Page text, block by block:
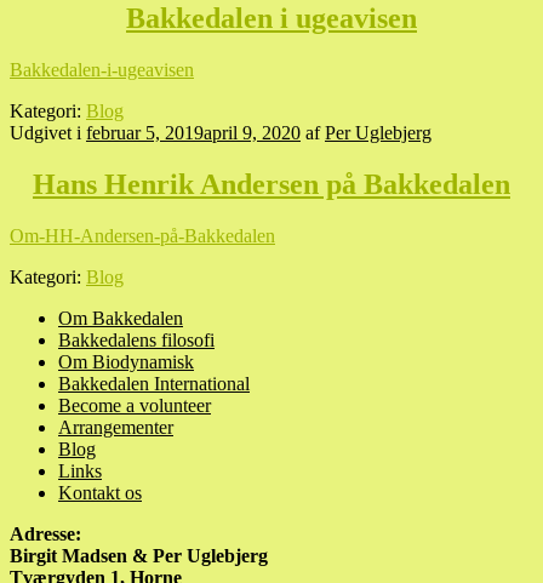
Bakkedalen i ugeavisen
Bakkedalen-i-ugeavisen
Kategori: Blog
Udgivet i februar 5, 2019april 9, 2020 afPer Uglebjerg
Hans Henrik Andersen på Bakkedalen
Om-HH-Andersen-på-Bakkedalen
Kategori: Blog
Om Bakkedalen
Bakkedalens filosofi
Om Biodynamisk
Bakkedalen International
Become a volunteer
Arrangementer
Blog
Links
Kontakt os
Adresse:
Birgit Madsen & Per Uglebjerg
Tværgyden 1, Horne